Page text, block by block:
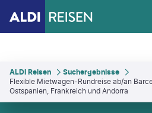
ALDI Reisen
Suchergebnisse
Flexible Mietwagen-Rundreise ab/an
Ostspanien, Frankreich und Andorra